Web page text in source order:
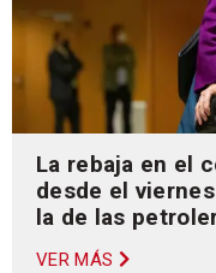
La rebaja en el
desde el
la de las
VER MÁS